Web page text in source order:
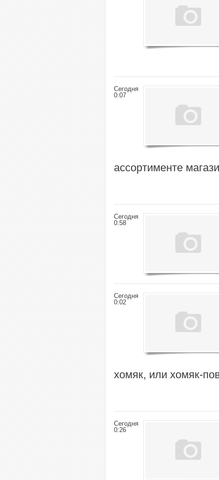
Сегодня
0:07
ассортименте
Сегодня
0:58
Сегодня
0:02
хомяк, или хомяк-
Сегодня
0:26